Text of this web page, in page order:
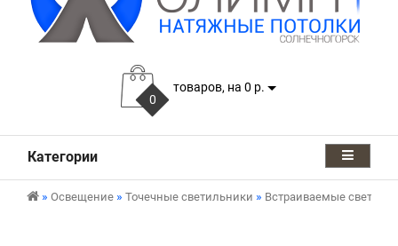
0
товаров, на 0 р.
Категории
Освещение Точечные светильники Встраиваемые